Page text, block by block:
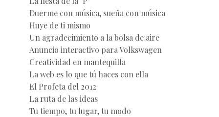
Duerme con música, sueña con música
Huye de ti mismo
Un agradecimiento a la bolsa de aire
Anuncio interactivo para Volkswagen
Creatividad en mantequilla
La web es lo que tú haces con ella
El Profeta del 2012
La ruta de las ideas
Tu tiempo, tu lugar, tu modo